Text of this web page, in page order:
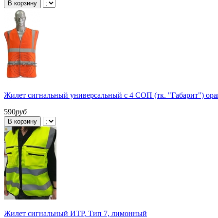
В корзину
Жилет сигнальный универсальный с 4 СОП (тк. "Габарит")
590руб
В корзину
Жилет сигнальный ИТР, Тип 7, лимонный